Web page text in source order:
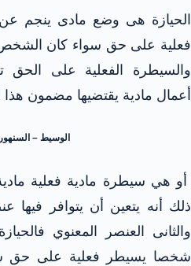
الحيازة هى وضع مادى ينجم
فعلية على حق سواء كان
والسيطرة الفعلية على
أعمال مادية يقتضيها مضمون
الوسيط –
أو هي سيطرة مادية فعلية
ذلك أنه يتعين أن يتوافر فيها
والثانى العنصر المعنوي
شخصا يسيطر فعلية على حق